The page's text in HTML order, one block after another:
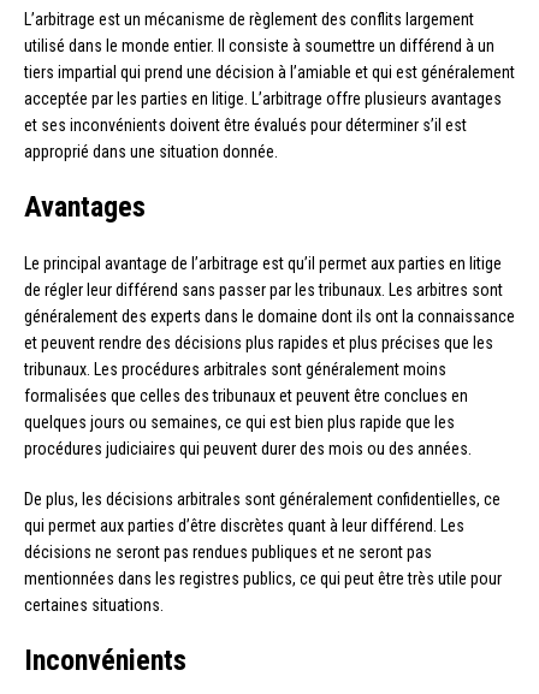
L’arbitrage est un mécanisme de règlement des conflits largement
utilisé dans le monde entier. Il consiste à soumettre un différend à un
tiers impartial qui prend une décision à l’amiable et qui est généralement
acceptée par les parties en litige. L’arbitrage offre plusieurs avantages
et ses inconvénients doivent être évalués pour déterminer s’il est
approprié dans une situation donnée.
Avantages
Le principal avantage de l’arbitrage est qu’il permet aux parties en litige
de régler leur différend sans passer par les tribunaux. Les arbitres sont
généralement des experts dans le domaine dont ils ont la connaissance
et peuvent rendre des décisions plus rapides et plus précises que les
tribunaux. Les procédures arbitrales sont généralement moins
formalisées que celles des tribunaux et peuvent être conclues en
quelques jours ou semaines, ce qui est bien plus rapide que les
procédures judiciaires qui peuvent durer des mois ou des années.
De plus, les décisions arbitrales sont généralement confidentielles, ce
qui permet aux parties d’être discrètes quant à leur différend. Les
décisions ne seront pas rendues publiques et ne seront pas
mentionnées dans les registres publics, ce qui peut être très utile pour
certaines situations.
Inconvénients